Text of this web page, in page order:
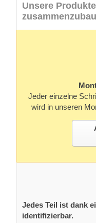
Unsere
Jeder einzelne
wird in unseren
Jedes Teil ist dank
identifizierbar.